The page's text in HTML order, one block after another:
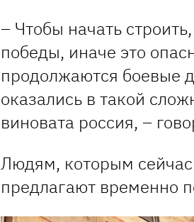
– Чтобы начать
победы, иначе это
продолжаются боевые
оказались в такой
виновата россия, –
Людям, которым сейчас
предлагают временно